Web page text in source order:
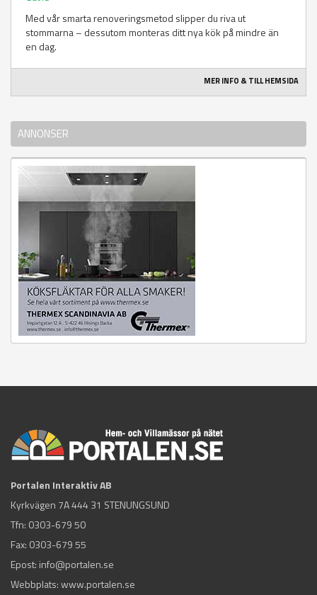
Med vår smarta renoveringsmetod slipper du riva ut
stommarna – dessutom monteras ditt nya kök på mindre än
en dag.
MER INFO & TILL HEMSIDA
ANNONSER
Portalen Interaktiv AB
Kyrkvägen 7A 444 31 STENUNGSUND
Tfn: 0303-679 50
Fax: 0303-679 55
Epost: info@portalen.se
Webbplats: www.portalen.se